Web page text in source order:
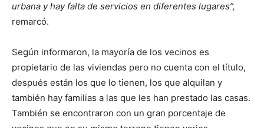
urbana y hay falta de servicios en diferentes lugares”,
remarcó.
Según informaron, la mayoría de los vecinos es
propietario de las viviendas pero no cuenta con el título,
después están los que lo tienen, los que alquilan y
también hay familias a las que les han prestado las casas.
También se encontraron con un gran porcentaje de